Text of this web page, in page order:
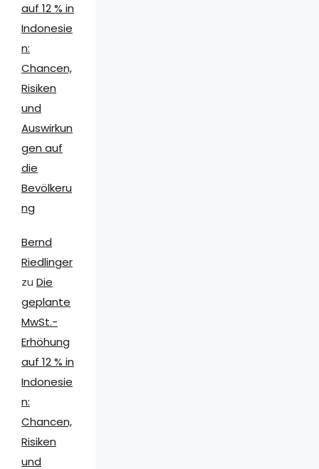
auf 12 % in
Indonesie
n:
Chancen,
Risiken
und
Auswirkun
gen auf
die
Bevölkeru
ng
Bernd
Riedlinger
zu Die
geplante
MwSt.-
Erhöhung
auf 12 % in
Indonesie
n:
Chancen,
Risiken
und